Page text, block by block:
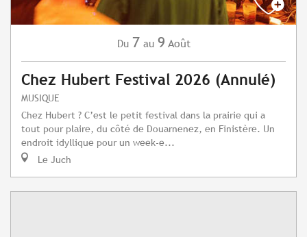
Du 7 au 9 Août
Chez Hubert Festival 2026 (Annulé)
MUSIQUE
Chez Hubert ? C’est le petit festival dans la prairie qui a
tout pour plaire, du côté de Douarnenez, en Finistère. Un
endroit idyllique pour un week-e...
Le Juch